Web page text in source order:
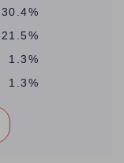
30.4%
21.5%
1.3%
1.3%